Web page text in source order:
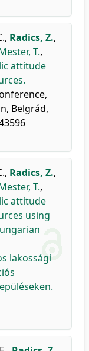
, Radics, Z.,
T.,
attitude
Belgrád,
, Radics, Z.,
T.,
attitude
using
lakossági